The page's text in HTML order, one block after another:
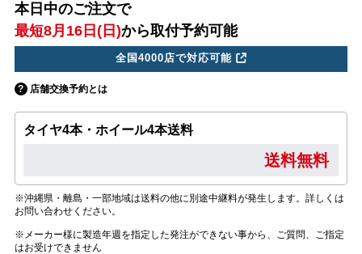
本日中のご注文で
最短8月16日(日)から取付予約可能
全国4000店で対応可能
店舗交換予約とは
タイヤ4本・ホイール4本送料
送料無料
※沖縄県・離島・一部地域は送料の他に別途中継料が発生します。詳しくは
お問い合わせください。
※メーカー様に製造年週を指定した発注ができない事から、ご質問、ご指定
はお受けできません